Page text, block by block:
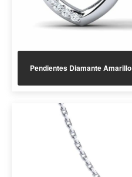
Pendientes Diamante Amarillo